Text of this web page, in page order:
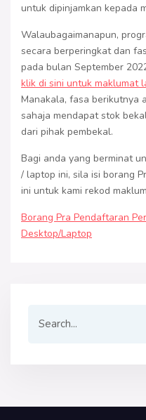
untuk dipinjamkan kepada
Walaubagaimanapun,
secara berperingkat dan
pada bulan September
klik di sini untuk maklumat
Manakala, fasa berikutnya
sahaja mendapat stok
dari pihak pembekal.
Bagi anda yang berminat
/ laptop ini, sila isi borang
ini untuk kami rekod
Borang Pra Pendaftaran
Desktop/Laptop